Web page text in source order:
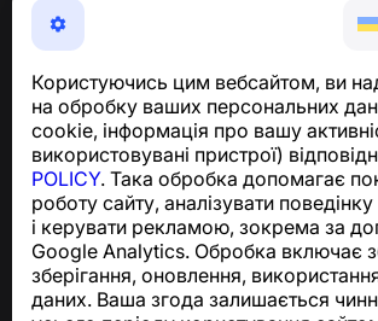
Користуючись цим вебсайтом, ви
на обробку ваших персональних
cookie, інформація про вашу
використовувані пристрої)
POLICY. Така обробка допомагає
роботу сайту, аналізувати
і керувати рекламою, зокрема за
Google Analytics. Обробка включає
зберігання, оновлення,
даних. Ваша згода залишається
NumBuster © 2013—2026 ·
Зручний додаток, що захищає вас від
З питань відповідності GDPR:
support@numbuster.com
Центр допомоги
Новини та статті
Про проєкт
Контакти